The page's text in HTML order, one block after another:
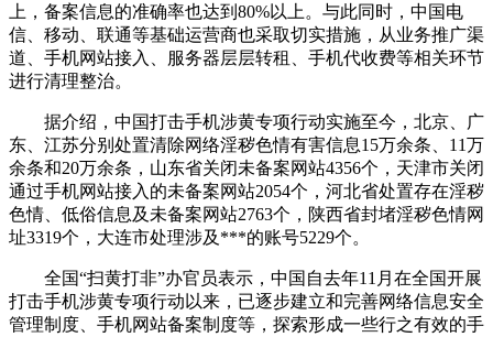
上，备案信息的准确率也达到80%以上。与此同时，中国电
信、移动、联通等基础运营商也采取切实措施，从业务推广渠
道、手机网站接入、服务器层层转租、手机代收费等相关环节
进行清理整治。
据介绍，中国打击手机涉黄专项行动实施至今，北京、广
东、江苏分别处置清除网络淫秽色情有害信息15万余条、11万
余条和20万余条，山东省关闭未备案网站4356个，天津市关闭
通过手机网站接入的未备案网站2054个，河北省处置存在淫秽
色情、低俗信息及未备案网站2763个，陕西省封堵淫秽色情网
址3319个，大连市处理涉及***的账号5229个。
全国“扫黄打非”办官员表示，中国自去年11月在全国开展
打击手机涉黄专项行动以来，已逐步建立和完善网络信息安全
管理制度、手机网站备案制度等，探索形成一些行之有效的手